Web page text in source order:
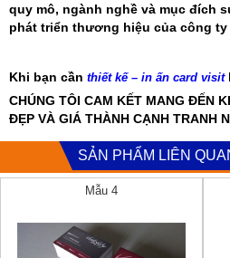
quy mô, ngành nghề và mục đích
phát triển thương hiệu của công ty
Khi bạn cần thiết kế – in ấn card visit
CHÚNG TÔI CAM KẾT MANG ĐẾN
ĐẸP VÀ GIÁ THÀNH CẠNH TRANH
SẢN PHẨM LIÊN
Mẫu 4